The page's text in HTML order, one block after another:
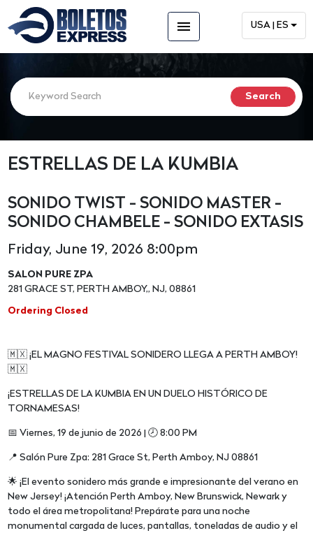
menu USA | ES
ESTRELLAS DE LA KUMBIA
SONIDO TWIST - SONIDO MASTER -
SONIDO CHAMBELE - SONIDO EXTASIS
Friday, June 19, 2026 8:00pm
SALON PURE ZPA
281 GRACE ST, PERTH AMBOY,, NJ, 08861
Ordering Closed
🇲🇽 ¡EL MAGNO FESTIVAL SONIDERO LLEGA A PERTH AMBOY!
🇲🇽
¡ESTRELLAS DE LA KUMBIA EN UN DUELO HISTÓRICO DE
TORNAMESAS!
📅 Viernes, 19 de junio de 2026 | 🕗 8:00 PM
📍 Salón Pure Zpa: 281 Grace St, Perth Amboy, NJ 08861
🌟 ¡El evento sonidero más grande e impresionante del verano en
New Jersey! ¡Atención Perth Amboy, New Brunswick, Newark y
todo el área metropolitana! Prepárate para una noche
monumental cargada de luces, pantallas, toneladas de audio y el